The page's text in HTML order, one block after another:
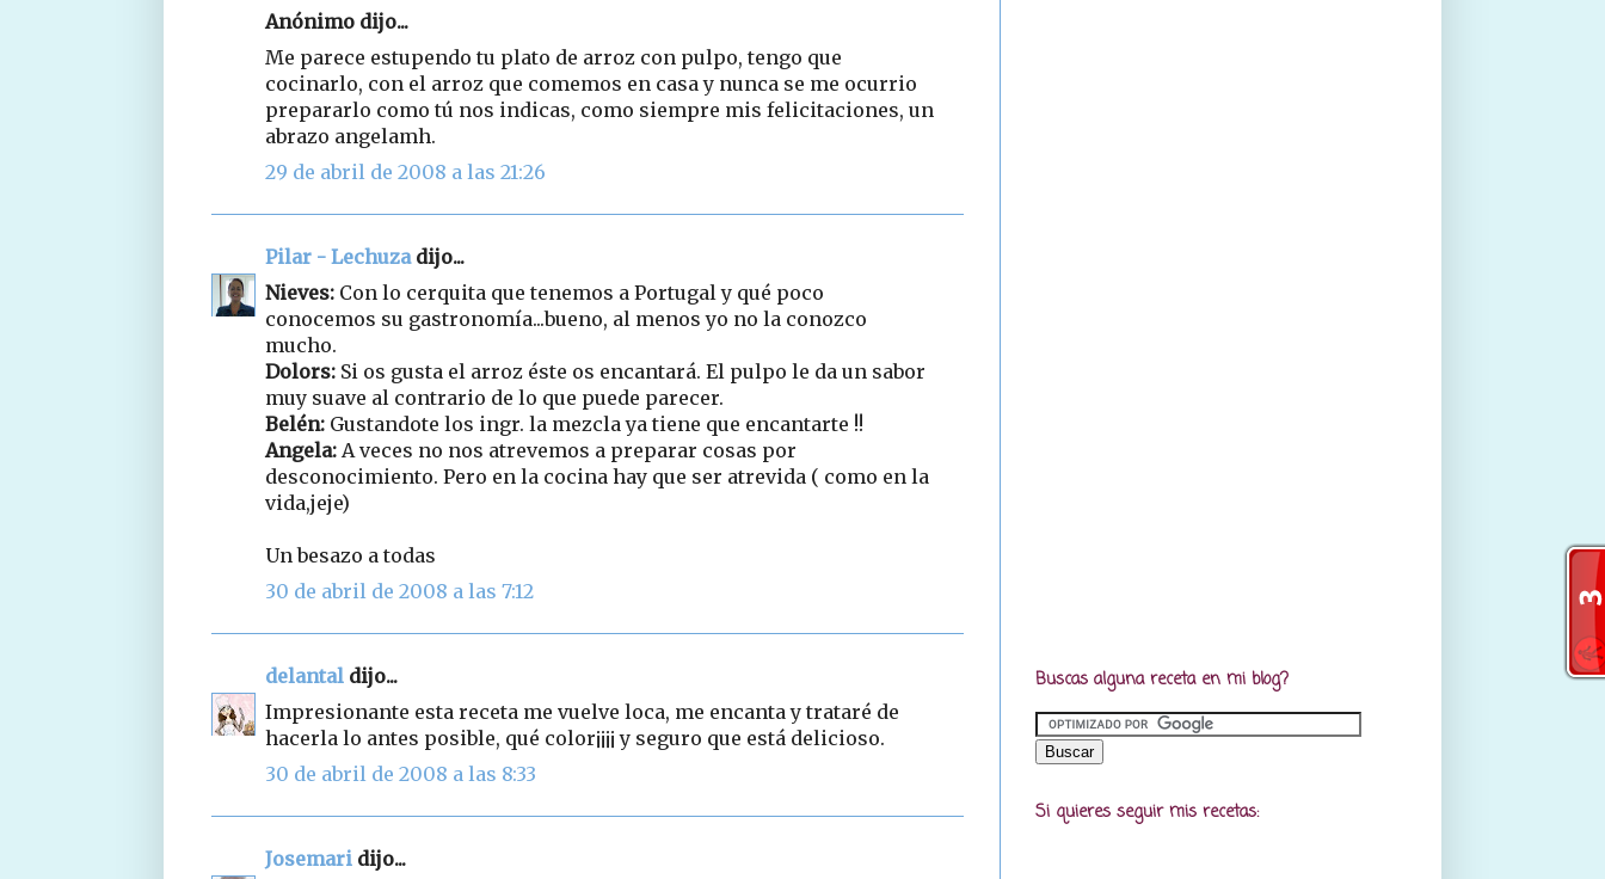
Anónimo dijo...
Me parece estupendo tu plato de arroz con pulpo, tengo que
cocinarlo, con el arroz que comemos en casa y nunca se me ocurrio
prepararlo como tú nos indicas, como siempre mis felicitaciones, un
abrazo angelamh.
29 de abril de 2008 a las 21:26
Pilar - Lechuzadijo...
Nieves: Con lo cerquita que tenemos a Portugal y qué poco
conocemos su gastronomía...bueno, al menos yo no la conozco
mucho.
Dolors: Si os gusta el arroz éste os encantará. El pulpo le da un sabor
muy suave al contrario de lo que puede parecer.
Belén: Gustandote los ingr. la mezcla ya tiene que encantarte !!
Angela: A veces no nos atrevemos a preparar cosas por
desconocimiento. Pero en la cocina hay que ser atrevida ( como en la
vida,jeje)
Un besazo a todas
30 de abril de 2008 a las 7:12
delantal dijo...
Impresionante esta receta me vuelve loca, me encanta y trataré de
hacerla lo antes posible, qué color¡¡¡¡ y seguro que está delicioso.
30 de abril de 2008 a las 8:33
Josemari dijo...
Buscas alguna receta en mi blog?
Si quieres seguir mis recetas: